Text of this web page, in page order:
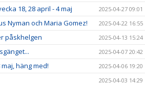
18, 28 april - 4 maj 2025-04-27 09:01
Nyman och Maria Gomez! 2025-04-22 16:55
påskhelgen 2025-04-13 15:24
2025-04-07 20:42
häng med! 2025-04-06 19:20
2025-04-03 14:29